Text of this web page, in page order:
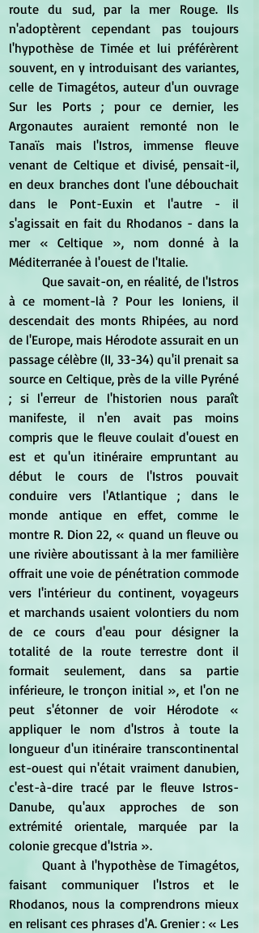
route du sud, par la mer Rouge. Ils
n'adoptèrent cependant pas toujours
l'hypothèse de Timée et lui préférèrent
souvent, en y introduisant des variantes,
celle de Timagétos, auteur d'un ouvrage
Sur les Ports ; pour ce dernier, les
Argonautes auraient remonté non le
Tanaïs mais l'Istros, immense fleuve
venant de Celtique et divisé, pensait-il,
en deux branches dont l'une débouchait
dans le Pont-Euxin et l'autre - il
s'agissait en fait du Rhodanos - dans la
mer « Celtique », nom donné à la
Méditerranée à l'ouest de l'Italie.
à ce moment-là ? Pour les Ioniens, il
descendait des monts Rhipées, au nord
de l'Europe, mais Hérodote assurait en un
passage célèbre (II, 33-34) qu'il prenait sa
source en Celtique, près de la ville Pyréné
; si l'erreur de l'historien nous paraît
manifeste, il n'en avait pas moins
compris que le fleuve coulait d'ouest en
est et qu'un itinéraire empruntant au
début le cours de l'Istros pouvait
conduire vers l'Atlantique ; dans le
monde antique en effet, comme le
montre R. Dion 22, « quand un fleuve ou
une rivière aboutissant à la mer familière
offrait une voie de pénétration commode
vers l'intérieur du continent, voyageurs
et marchands usaient volontiers du nom
de ce cours d'eau pour désigner la
totalité de la route terrestre dont il
formait seulement, dans sa partie
inférieure, le tronçon initial », et l'on ne
peut s'étonner de voir Hérodote «
appliquer le nom d'Istros à toute la
longueur d'un itinéraire transcontinental
est-ouest qui n'était vraiment danubien,
c'est-à-dire tracé par le fleuve Istros-
Danube, qu'aux approches de son
extrémité orientale, marquée par la
colonie grecque d'Istria ».
	Quant à l'hypothèse de Timagétos,
faisant communiquer l'Istros et le
Rhodanos, nous la comprendrons mieux
en relisant ces phrases d'A. Grenier : « Les